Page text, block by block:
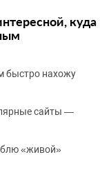
куда
быстро нахожу
сайты —
«живой»